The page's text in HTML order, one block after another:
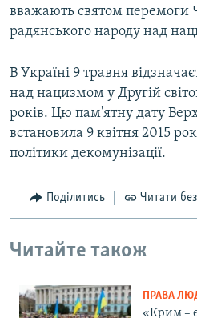
вважають святом перемоги
радянського народу над
В Україні 9 травня
над нацизмом у Другій
років. Цю пам'ятну дату
встановила 9 квітня 2015
політики декомунізації.
Поділитись Читати
Читайте також
ПРАВА
«Крим –